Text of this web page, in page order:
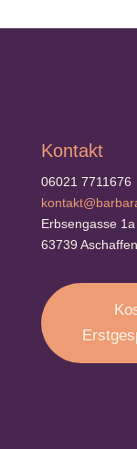
Kontakt
06021 7711676
Erbsengasse 1a
63739